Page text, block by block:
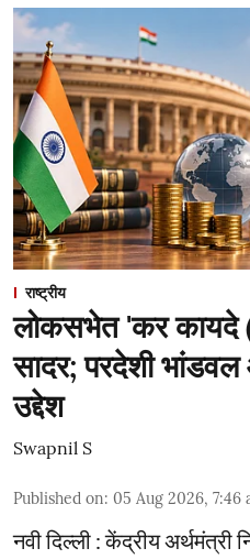
राष्ट्रीय
लोकसभेत 'कर कायदे
सादर; परदेशी भांडवल
उद्देश
Swapnil S
Published on: 05 Aug 2026, 7:46
नवी दिल्ली : केंद्रीय अर्थमंत्री